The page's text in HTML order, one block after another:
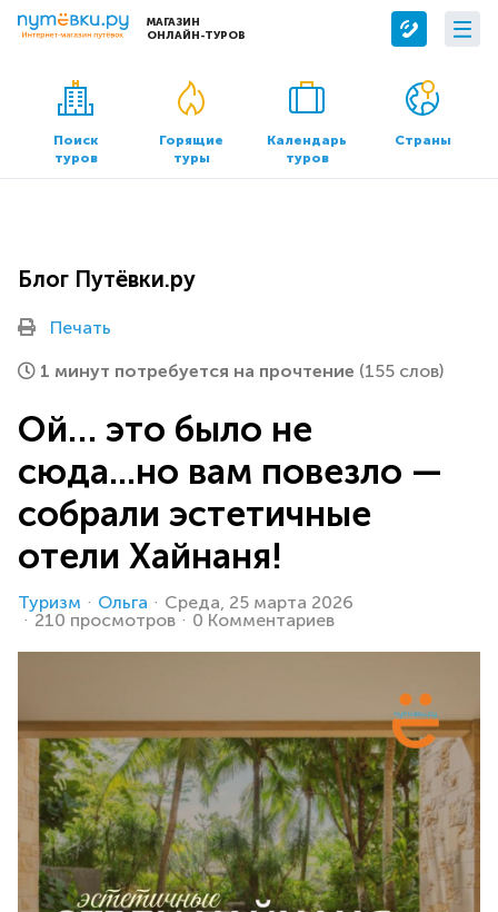
МАГАЗИН
ОНЛАЙН-ТУРОВ
Сервисы
Бронирование отелей
Трансфер
О компании
О нас
Контакты
Офисы продаж
Поиск
туров
Горящие
туры
Календарь
туров
Страны
Блог Путёвки.ру
Печать
1 минут потребуется на прочтение (155 слов)
Ой… это было не
сюда...но вам повезло —
собрали эстетичные
отели Хайнаня!
Туризм Ольга
Среда, 25 марта 2026
210 просмотров
0 Комментариев